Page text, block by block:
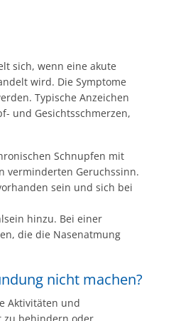
sich, wenn eine akute
wird. Die Symptome
Typische Anzeichen
und Gesichtsschmerzen,
Schnupfen mit
verminderten Geruchssinn.
sein und sich bei
hinzu. Bei einer
die die Nasenatmung
nicht machen?
Aktivitäten und
zu behindern oder